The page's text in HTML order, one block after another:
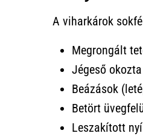
A viharkárok
Megrongált
Jégeső
Beázások
Betört
Leszakított